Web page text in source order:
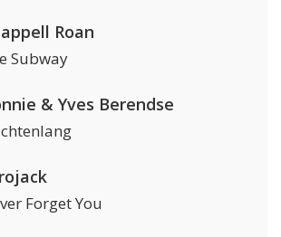
Roan
Subway
& Yves Berendse
Forget You